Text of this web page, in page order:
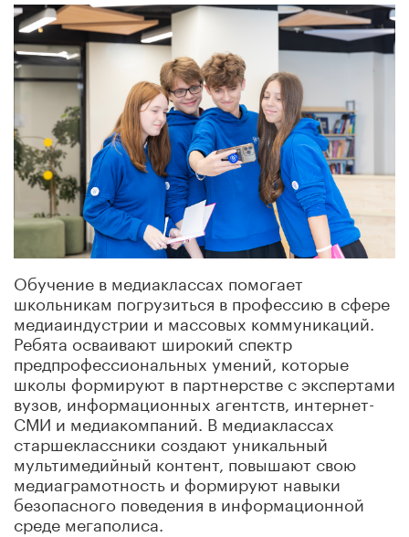
Обучение в медиаклассах помогает
школьникам погрузиться в профессию в сфере
медиаиндустрии и массовых коммуникаций.
Ребята осваивают широкий спектр
предпрофессиональных умений, которые
школы формируют в партнерстве с экспертами
вузов, информационных агентств, интернет-
СМИ и медиакомпаний. В медиаклассах
старшеклассники создают уникальный
мультимедийный контент, повышают свою
медиаграмотность и формируют навыки
безопасного поведения в информационной
среде мегаполиса.